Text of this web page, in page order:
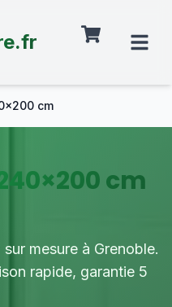
cm
cm
mesure à Grenoble.
rapide, garantie 5